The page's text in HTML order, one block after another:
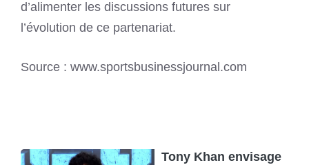
d’alimenter les discussions futures sur
l’évolution de ce partenariat.
Source : www.sportsbusinessjournal.com
Tony Khan envisage